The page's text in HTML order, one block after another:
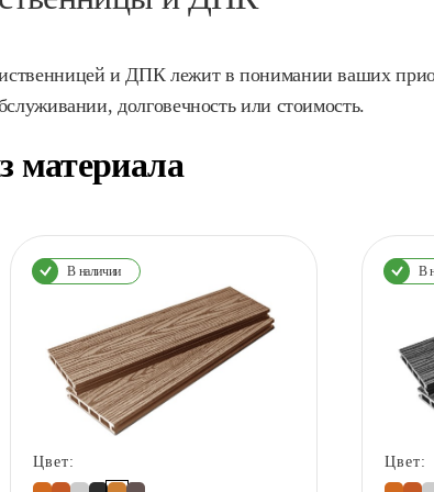
и ДПК лежит в понимании ваших
долговечность или стоимость.
материала
В наличии
Цвет:
В
Цвет: